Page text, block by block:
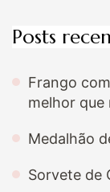
Posts
Frango
melhor
Medalhão
Sorvete de